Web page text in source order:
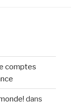
comptes
dans